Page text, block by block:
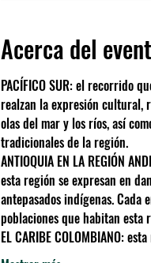
Acerca del
PACÍFICO SUR: el recorrido
realzan la expresión cultural,
olas del mar y los ríos, así
tradicionales de la región.
ANTIOQUIA EN LA REGIÓN
esta región se expresan en
antepasados indígenas.
poblaciones que habitan esta
EL CARIBE COLOMBIANO: